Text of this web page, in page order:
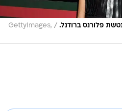
פלורנס ברודנל. /
GettyImages,